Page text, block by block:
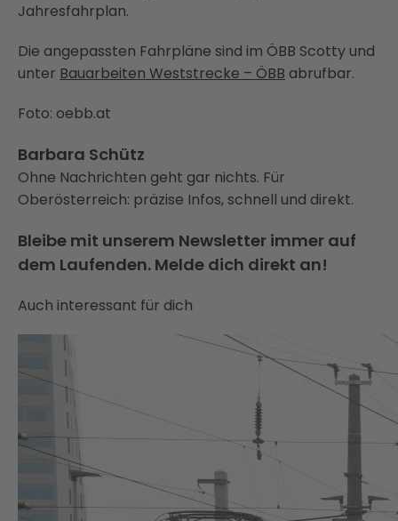
Jahresfahrplan.
Die angepassten Fahrpläne sind im ÖBB Scotty und
unter Bauarbeiten Weststrecke – ÖBB abrufbar.
Foto: oebb.at
Barbara Schütz
Ohne Nachrichten geht gar nichts. Für
Oberösterreich: präzise Infos, schnell und direkt.
Bleibe mit unserem Newsletter immer auf
dem Laufenden. Melde dich direkt an!
Auch interessant für dich